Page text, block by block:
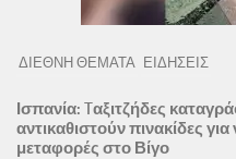
ΔΙΕΘΝΗ ΘΕΜΑΤΑ ΕΙΔΗΣΕΙΣ
Ισπανία: Tαξιτζήδες
αντικαθιστούν πινακίδες
μεταφορές στο Βίγο